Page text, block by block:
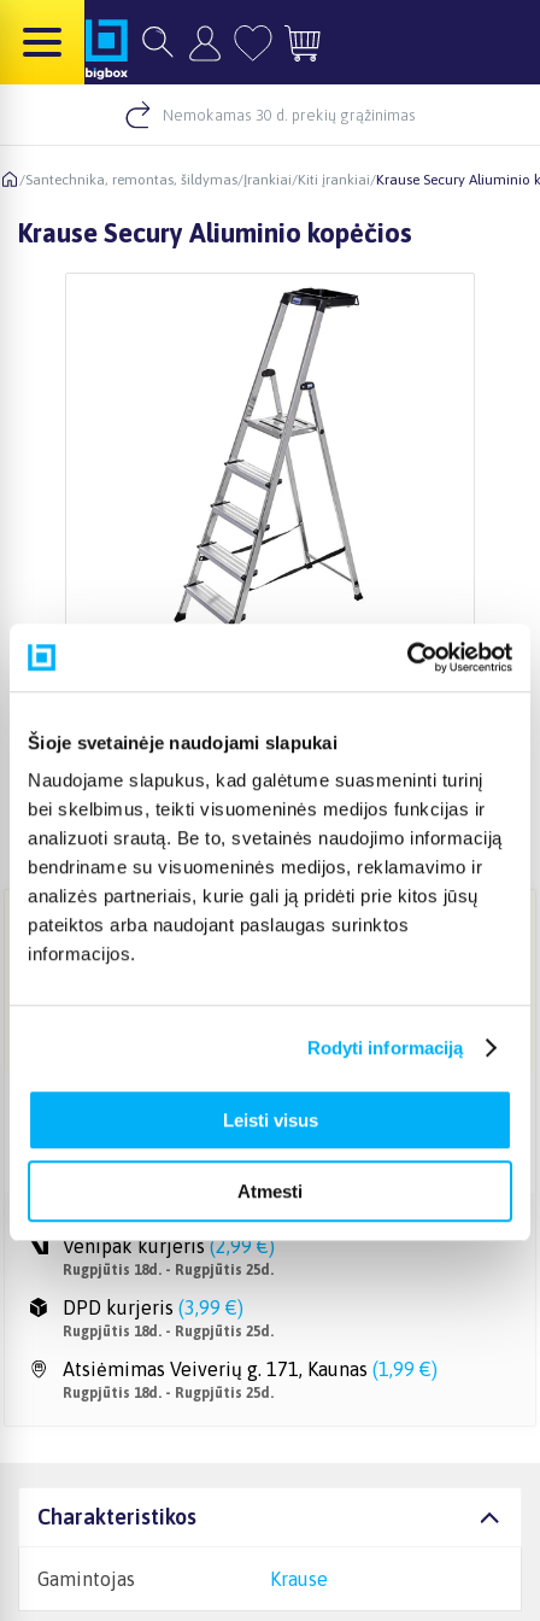
Šioje svetainėje naudojami slapukai
Naudojame slapukus, kad galėtume suasmeninti turinį
bei skelbimus, teikti visuomeninės medijos funkcijas ir
analizuoti srautą. Be to, svetainės naudojimo informaciją
bendriname su visuomeninės medijos, reklamavimo ir
analizės partneriais, kurie gali ją pridėti prie kitos jūsų
pateiktos arba naudojant paslaugas surinktos
informacijos.
Rodyti informaciją
Leisti visus
Atmesti
Nemokamas 30 d. prekių grąžinimas
/Santechnika, remontas, šildymas/Įrankiai/Kiti įrankiai/Krause Secury Aliuminio
Krause Secury Aliuminio kopėčios
Prekės kodas 3455873
98,98 €
Nemokamas 10 mėn. ARTEA lizingas
Venipak kurjeris (2,99 €)
Rugpjūtis 18d. - Rugpjūtis 25d.
DPD kurjeris (3,99 €)
Rugpjūtis 18d. - Rugpjūtis 25d.
Atsiėmimas Veiverių g. 171, Kaunas (1,99 €)
Rugpjūtis 18d. - Rugpjūtis 25d.
Charakteristikos
Gamintojas Krause